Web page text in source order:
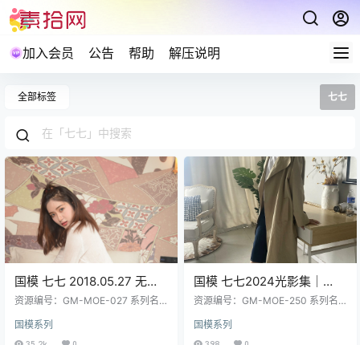
加入会员 公告 帮助 解压说明
全部标签 七七
国模 七七 2018.05.27 无水
印4K私拍写真763P3V
资源编号：GM-MOE-027 系列名
大小：6.16GB 预览图经过裁剪压
缩，包内为原图无水印 解压说明：
国模系列
国模 七七2024光影集｜
1291P 6GB 2K超清 人体美
资源编号：GM-MOE-250 系列名
小：6GB GM-MOE-250 国模 七七
2024.11.08 大尺度 私拍 2K [1291P
国模系列